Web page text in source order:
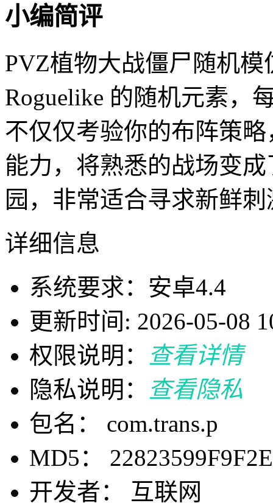
小编简评
PVZ植物大战僵尸随机
Roguelike 的随机元素，
不仅仅考验你的布阵策
能力，将熟悉的战场变
园，非常适合寻求新鲜
详细信息
系统要求：安卓4.4
更新时间: 2026-05-08
权限说明：
查看详情
隐私说明：
查看隐私
包名： com.trans.p
MD5：
开发者： 互联网